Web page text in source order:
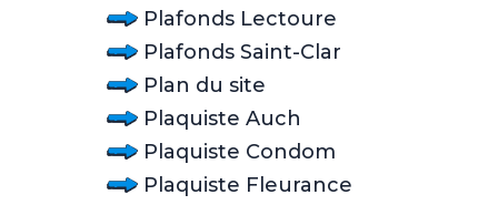
Plafonds Lectoure
Plafonds Saint-Clar
Plan du site
Plaquiste Auch
Plaquiste Condom
Plaquiste Fleurance